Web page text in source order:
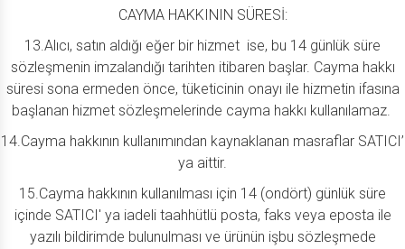
CAYMA HAKKININ SÜRESİ:
13.Alıcı, satın aldığı eğer bir hizmet ise, bu 14 günlük süre
sözleşmenin imzalandığı tarihten itibaren başlar. Cayma hakkı
süresi sona ermeden önce, tüketicinin onayı ile hizmetin ifasına
başlanan hizmet sözleşmelerinde cayma hakkı kullanılamaz.
14.Cayma hakkının kullanımından kaynaklanan masraflar SATICI’
ya aittir.
15.Cayma hakkının kullanılması için 14 (ondört) günlük süre
içinde SATICI' ya iadeli taahhütlü posta, faks veya eposta ile
yazılı bildirimde bulunulması ve ürünün işbu sözleşmede